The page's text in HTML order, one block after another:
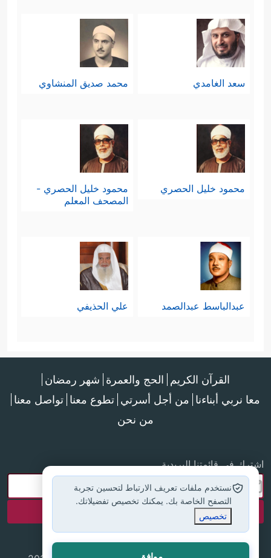
سعد الغامدي محمد صديق المنشاوي
محمود خليل الحصري
محمود خليل الحصري -
المصحف المعلم
عبدالباسط عبدالصمد علي الحذيفي
القرآن الكريم الحج والعمرة شهر رمضان
معا نربي أبناءنا من أجل أسرتي تطوع معنا تواصل معنا
من نحن
اشترك في قائمتنا البريدية
نستخدم ملفات تعريف الارتباط لتحسين تجربة
التصفح الخاصة بك. يمكنك تخصيص تفضيلاتك.
تخصيص